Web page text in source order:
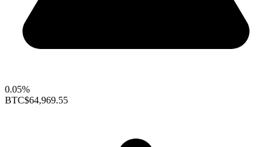
0.05%
BTC$64,969.55